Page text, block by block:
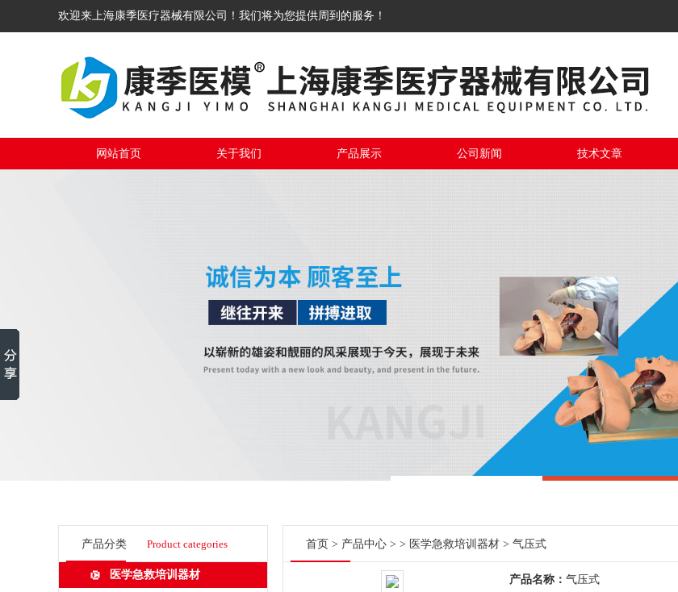
欢迎来上海康季医疗器械有限公司！我们将为您提供周到的服务！
网站首页 关于我们 产品展示 公司新闻 技术文章
产品分类 Product categories
医学急救培训器材
首页 > 产品中心 > > 医学急救培训器材 > 气压式
产品名称： 气压式